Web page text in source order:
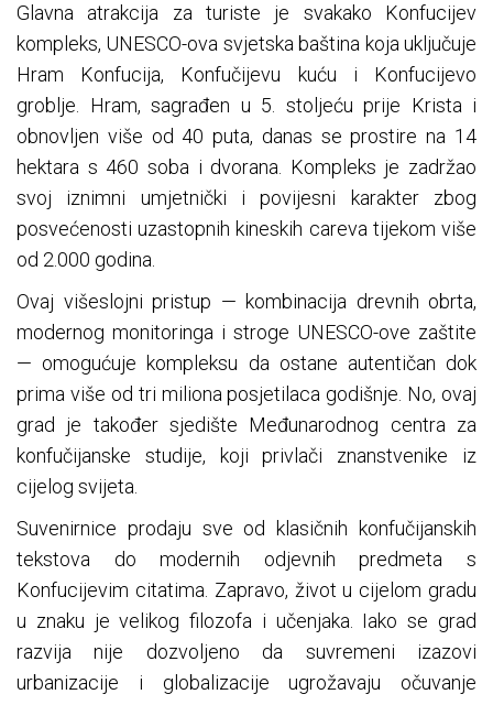
Glavna atrakcija za turiste je svakako Konfucijev
kompleks, UNESCO-ova svjetska baština koja uključuje
Hram Konfucija, Konfučijevu kuću i Konfucijevo
groblje. Hram, sagrađen u 5. stoljeću prije Krista i
obnovljen više od 40 puta, danas se prostire na 14
hektara s 460 soba i dvorana. Kompleks je zadržao
svoj iznimni umjetnički i povijesni karakter zbog
posvećenosti uzastopnih kineskih careva tijekom više
od 2.000 godina.
Ovaj višeslojni pristup — kombinacija drevnih obrta,
modernog monitoringa i stroge UNESCO-ove zaštite
— omogućuje kompleksu da ostane autentičan dok
prima više od tri miliona posjetilaca godišnje. No, ovaj
grad je također sjedište Međunarodnog centra za
konfučijanske studije, koji privlači znanstvenike iz
cijelog svijeta.
Suvenirnice prodaju sve od klasičnih konfučijanskih
tekstova do modernih odjevnih predmeta s
Konfucijevim citatima. Zapravo, život u cijelom gradu
u znaku je velikog filozofa i učenjaka. Iako se grad
razvija nije dozvoljeno da suvremeni izazovi
urbanizacije i globalizacije ugrožavaju očuvanje